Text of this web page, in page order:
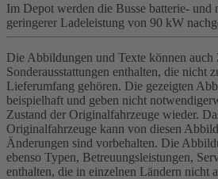
Im Depot werden die Busse batterie- und
geringerer Ladeleistung von 90 kW
Die Abbildungen und Texte können auch
Sonderausstattungen enthalten, die nicht
Lieferumfang gehören. Die gezeigten
beispielhaft und geben nicht
Zustand der Originalfahrzeuge wieder.
Originalfahrzeuge kann von diesen
Änderungen sind vorbehalten. Die
ebenso Typen, Betreuungsleistungen,
enthalten, die in einzelnen Ländern nicht